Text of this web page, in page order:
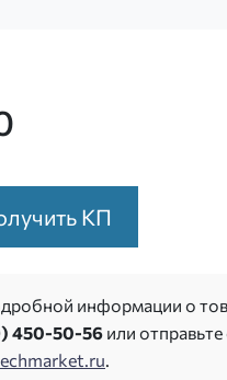
КП
информации о
450-50-56 или
.